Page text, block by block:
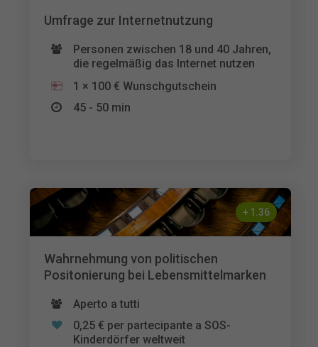
Umfrage zur Internetnutzung
Personen zwischen 18 und 40 Jahren,
die regelmäßig das Internet nutzen
1 × 100 € Wunschgutschein
45 - 50 min
+ 1.36
Wahrnehmung von politischen
Positonierung bei Lebensmittelmarken
Aperto a tutti
0,25 € per partecipante a SOS-
Kinderdörfer weltweit